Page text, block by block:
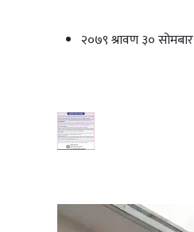
२०७९ श्रावण ३० सोमबार